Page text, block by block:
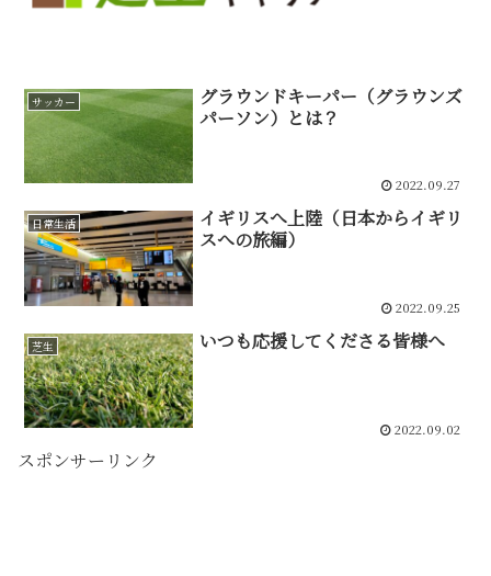
サッカー
グラウンドキーパー（グラウンズ
パーソン）とは？
2022.09.27
日常生活
イギリスへ上陸（日本からイギリ
スへの旅編）
2022.09.25
芝生 いつも応援してくださる皆様へ
2022.09.02
スポンサーリンク